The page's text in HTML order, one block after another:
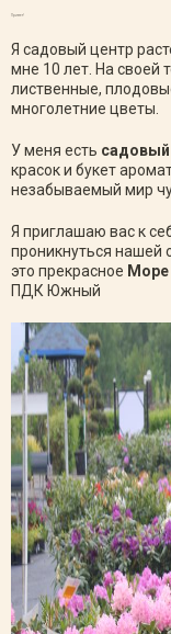
Привет!
Я садовый центр
мне 10 лет. На своей
лиственные,
многолетние цветы.
У меня есть садовый
красок и букет
незабываемый мир
Я приглашаю вас к
проникнуться нашей
это прекрасное Море
ПДК Южный